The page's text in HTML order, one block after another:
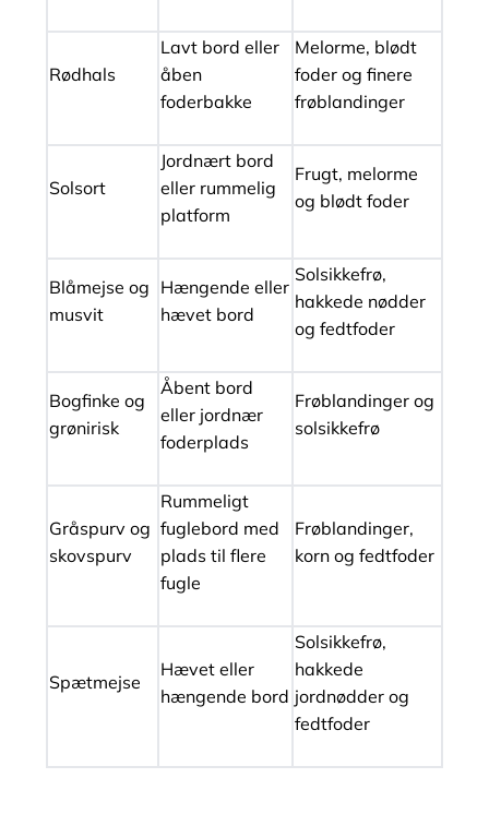
Rødhals
Lavt bord eller
åben
foderbakke
Melorme, blødt
foder og finere
frøblandinger
Solsort
Jordnært bord
eller rummelig
platform
Frugt, melorme
og blødt foder
Blåmejse og
musvit
Hængende eller
hævet bord
Solsikkefrø,
hakkede nødder
og fedtfoder
Bogfinke og
grønirisk
Åbent bord
eller jordnær
foderplads
Frøblandinger og
solsikkefrø
Gråspurv og
skovspurv
Rummeligt
fuglebord med
plads til flere
fugle
Frøblandinger,
korn og fedtfoder
Spætmejse
Hævet eller
hængende bord
Solsikkefrø,
hakkede
jordnødder og
fedtfoder